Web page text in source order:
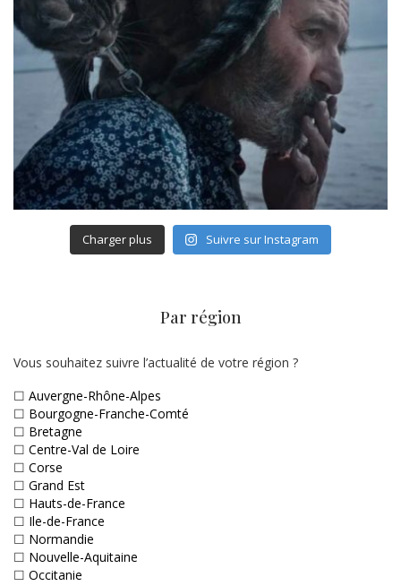
Charger plus Suivre sur Instagram
Par région
Vous souhaitez suivre l’actualité de votre région ?
☐ Auvergne-Rhône-Alpes
☐ Bourgogne-Franche-Comté
☐ Bretagne
☐ Centre-Val de Loire
☐ Corse
☐ Grand Est
☐ Hauts-de-France
☐ Ile-de-France
☐ Normandie
☐ Nouvelle-Aquitaine
☐ Occitanie